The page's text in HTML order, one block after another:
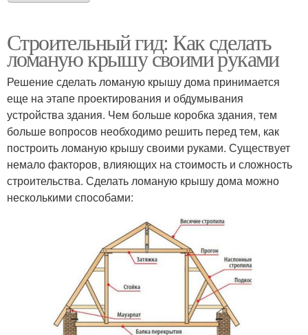
Строительный гид: Как сделать
ломаную крышу своими руками
Решение сделать ломаную крышу дома принимается
еще на этапе проектирования и обдумывания
устройства здания. Чем больше коробка здания, тем
больше вопросов необходимо решить перед тем, как
построить ломаную крышу своими руками. Существует
немало факторов, влияющих на стоимость и сложность
строительства. Сделать ломаную крышу дома можно
несколькими способами: